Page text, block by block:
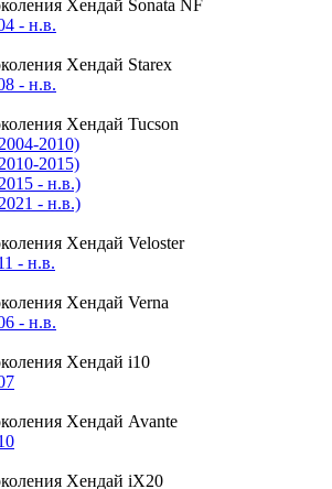
Хендай Sonata NF
- н.в.
Хендай Starex
- н.в.
Хендай Tucson
2010)
2015)
- н.в.)
- н.в.)
Хендай Veloster
- н.в.
Хендай Verna
- н.в.
Хендай i10
Хендай Avante
Хендай iX20